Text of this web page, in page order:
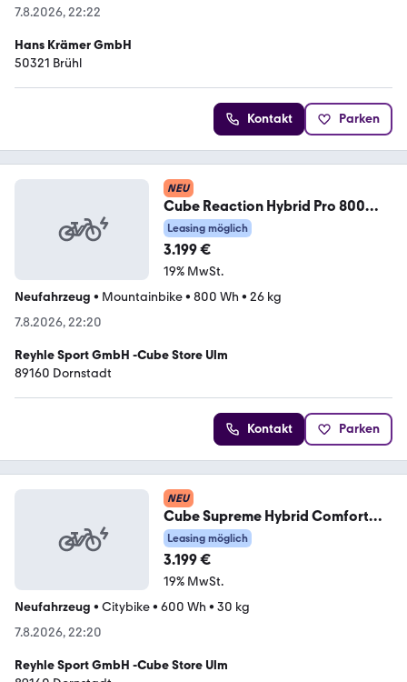
7.8.2026, 22:22
Hans Krämer GmbH
50321 Brühl
Kontakt Parken
NEU
Cube Reaction Hybrid Pro 800
smaragdgrey´n´prism XL
Leasing möglich
3.199 €
19% MwSt.
Neufahrzeug • Mountainbike• 800 Wh • 26 kg
7.8.2026, 22:20
Reyhle Sport GmbH -Cube Store Ulm
89160 Dornstadt
Kontakt Parken
NEU
Cube Supreme Hybrid Comfort
Pro 600 42 cm
Leasing möglich
3.199 €
19% MwSt.
Neufahrzeug • Citybike• 600 Wh • 30 kg
7.8.2026, 22:20
Reyhle Sport GmbH -Cube Store Ulm